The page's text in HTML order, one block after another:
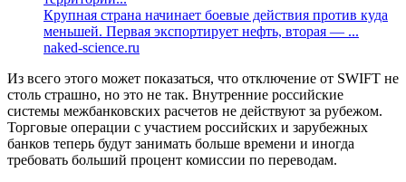
Крупная страна начинает боевые действия против куда
меньшей. Первая экспортирует нефть, вторая — ...
naked-science.ru
Из всего этого может показаться, что отключение от SWIFT не
столь страшно, но это не так. Внутренние российские
системы межбанковских расчетов не действуют за рубежом.
Торговые операции с участием российских и зарубежных
банков теперь будут занимать больше времени и иногда
требовать больший процент комиссии по переводам.